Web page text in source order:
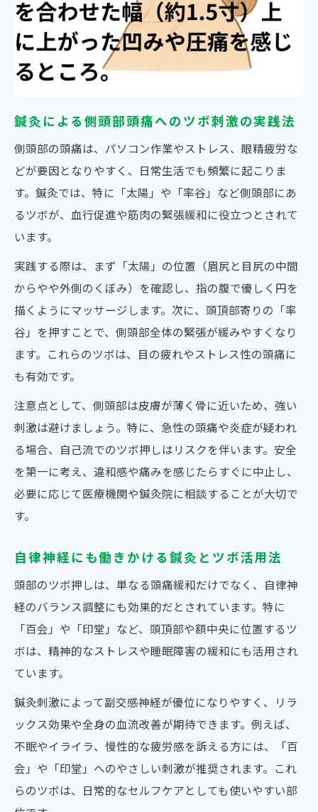
鍼灸による側頭部頭痛へのツボ刺激の実践法
側頭部の頭痛は、パソコン作業やストレス、眼精疲労な
どが要因となりやすく、日常生活でも頻繁に起こりま
す。鍼灸では、特に「太陽」や「率谷」など側頭部にあ
るツボが、血行促進や筋肉の緊張緩和に役立つとされて
います。
実践する際は、まず「太陽」の位置（眉尻と目尻の中間
からやや外側のくぼみ）を確認し、指の腹で優しく円を
描くようにマッサージします。次に、頭頂部寄りの「率
谷」を押すことで、側頭部全体の緊張が緩みやすくなり
ます。これらのツボは、目の疲れやストレス性の頭痛に
も有効です。
注意点として、側頭部は皮膚が薄く骨に近いため、強い
刺激は避けましょう。特に、急性の頭痛や炎症が疑われ
る場合、自己流でのツボ押しはリスクを伴います。安全
を第一に考え、違和感や痛みを感じたらすぐに中止し、
必要に応じて医療機関や鍼灸院に相談することが大切で
す。
自律神経にも働きかける鍼灸とツボ活用法
頭部のツボ押しは、単なる頭痛緩和だけでなく、自律神
経のバランス調整にも効果的だとされています。特に
「百会」や「印堂」など、頭頂部や額中央に位置するツ
ボは、精神的なストレスや睡眠障害の緩和にも活用され
ています。
鍼灸刺激によって副交感神経が優位になりやすく、リラ
ックス効果や全身の血流改善が期待できます。例えば、
不眠やイライラ、慢性的な疲労感を訴える方には、「百
会」や「印堂」へのやさしい刺激が推奨されます。これ
らのツボは、日常的なセルフケアとしても使いやすい部